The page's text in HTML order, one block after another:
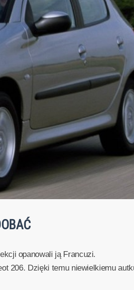
opanowali ją Francuzi.
206. Dzięki temu niewielkiemu